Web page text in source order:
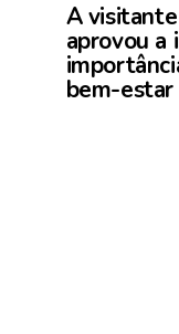
A
aprovou a
bem-estar